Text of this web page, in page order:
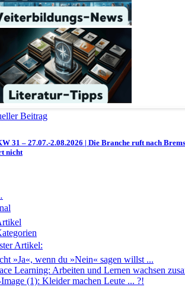
Beitrag
31 – 27.07.-2.08.2026 | Die Branche ruft nach
nicht
Artikel:
»Ja«, wenn du »Nein« sagen willst ...
Learning: Arbeiten und Lernen wachsen
(1): Kleider machen Leute ... ?!